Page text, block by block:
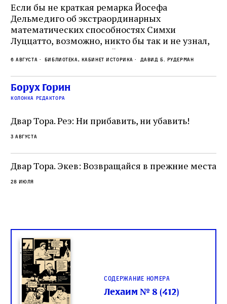
Если бы не краткая ремарка Йосефа
Дельмедиго об экстраординарных
математических способностях Симхи
Луццатто, возможно, никто бы так и не узнал,
что этот эрудированный и несколько
сварливый венецианский талмудист имел
какое‑то отношение к научной деятельности.
На протяжении почти шестидесяти лет,
вплоть до своей кончины, Луццатто был
6 августа Библиотека, кабинет историка Давид Б. Рудерман
Борух Горин
колонка редактора
Двар Тора. Реэ: Ни прибавить, ни убавить!
3 августа
Двар Тора. Экев: Возвращайся в прежние места
28 июля
Содержание номера
Лехаим № 8 (412)